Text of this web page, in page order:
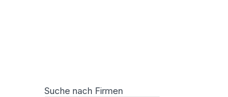
Suche nach Firmen